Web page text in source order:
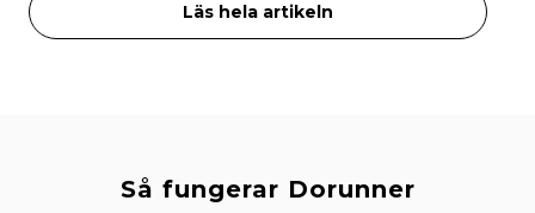
Läs hela artikeln
Så fungerar Dorunner